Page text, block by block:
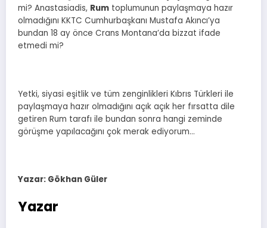
mi? Anastasiadis, Rum toplumunun paylaşmaya hazır
olmadığını KKTC Cumhurbaşkanı Mustafa Akıncı’ya
bundan 18 ay önce Crans Montana’da bizzat ifade
etmedi mi?
Yetki, siyasi eşitlik ve tüm zenginlikleri Kıbrıs Türkleri ile
paylaşmaya hazır olmadığını açık açık her fırsatta dile
getiren Rum tarafı ile bundan sonra hangi zeminde
görüşme yapılacağını çok merak ediyorum…
Yazar: Gökhan Güler
Yazar